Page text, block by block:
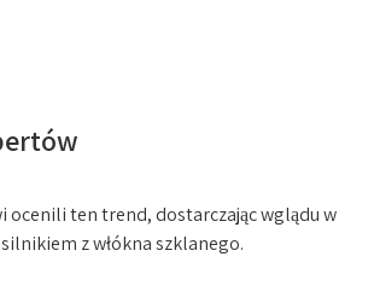
ocenili ten trend, dostarczając wglądu w
silnikiem z włókna szklanego.